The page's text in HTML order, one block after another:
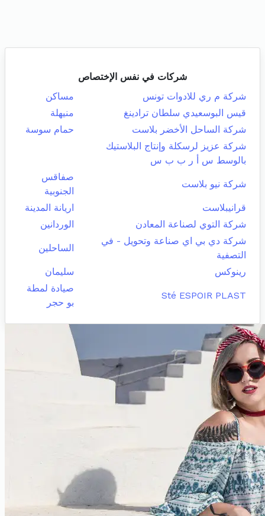
شركات في نفس الإختصاص
شركة م ري للادوات تونس
مساكن
قيس البوسعيدي سلطان ترادينغ
منيهلة
شركة الساحل الأخضر بلاست
حمام سوسة
شركة عزيز لرسكلة وإنتاج البلاستيك
بالوسط س أ ر ب ب س
شركة نيو بلاست
صفاقس
الجنوبية
قرانيبلاست
اريانة المدينة
شركة التوي لصناعة المعادن
الوردانين
شركة دي بي اي صناعة وتحويل - في
التصفية
الساحلين
رينوكس سليمان
Sté ESPOIR PLAST
صيادة لمطة
بو حجر